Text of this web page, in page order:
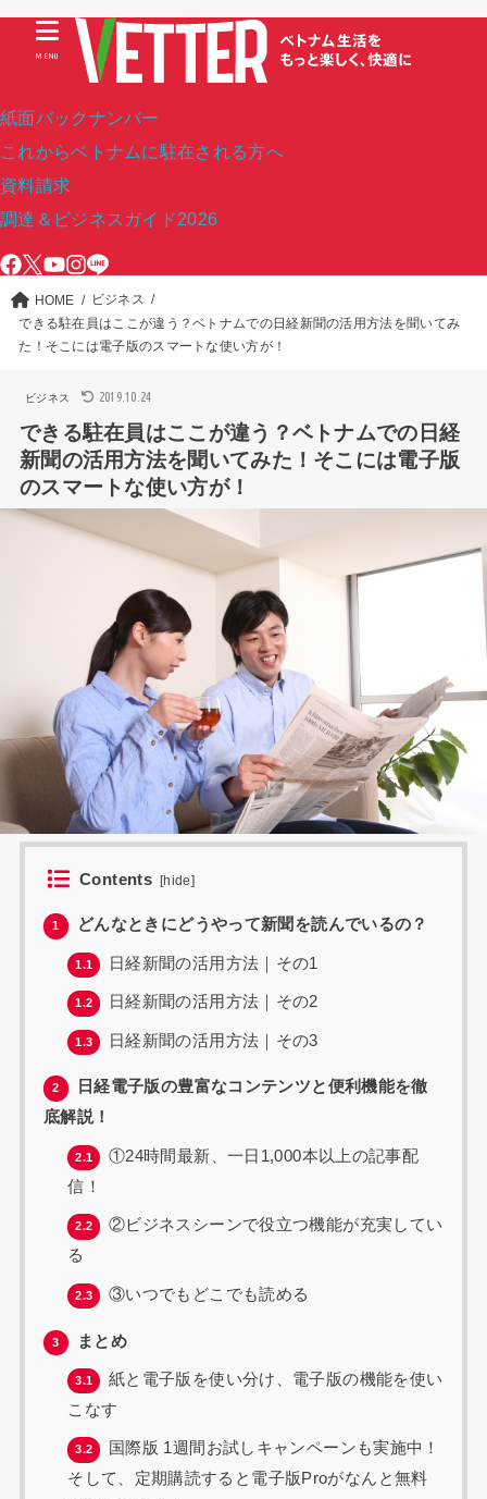
紙面バックナンバー
これからベトナムに駐在される方へ
資料請求
調達＆ビジネスガイド2026
MENU
HOME
ビジネス
できる駐在員はここが違う？ベトナムでの日経新聞の活用方法を聞いてみ
た！そこには電子版のスマートな使い方が！
ビジネス 2019.10.24
できる駐在員はここが違う？ベトナムでの日経
新聞の活用方法を聞いてみた！そこには電子版
のスマートな使い方が！
Contents [hide]
1 どんなときにどうやって新聞を読んでいるの？
1.1 日経新聞の活用方法｜その1
1.2 日経新聞の活用方法｜その2
1.3 日経新聞の活用方法｜その3
2
日経電子版の豊富なコンテンツと便利機能を徹
底解説！
2.1
①24時間最新、一日1,000本以上の記事配
信！
2.2
②ビジネスシーンで役立つ機能が充実してい
る
2.3 ③いつでもどこでも読める
3 まとめ
3.1
紙と電子版を使い分け、電子版の機能を使い
こなす
3.2
国際版 1週間お試しキャンペーンも実施中！
そして、定期購読すると電子版Proがなんと無料